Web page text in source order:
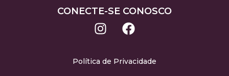
CONECTE-SE CONOSCO
Política de Privacidade